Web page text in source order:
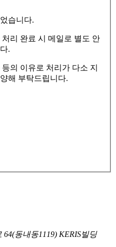
습니다.
리 완료 시 메일로 별도 안
.
의 이유로 처리가 다소 지
해 부탁드립니다.
동내동1119) KERIS빌딩